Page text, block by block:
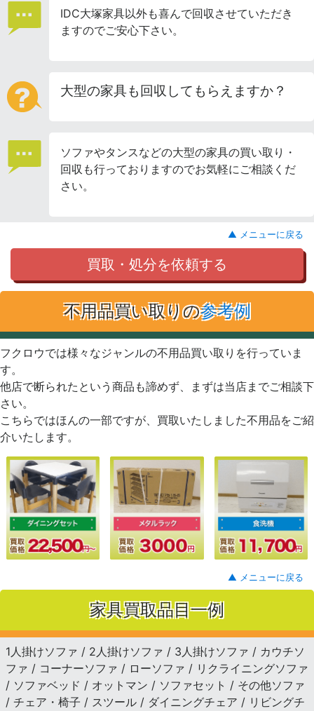
IDC大塚家具以外も喜んで回収させていただき
ますのでご安心下さい。
大型の家具も回収してもらえますか？
ソファやタンスなどの大型の家具の買い取り・
回収も行っておりますのでお気軽にご相談くだ
さい。
▲ メニューに戻る
買取・処分を依頼する
不用品買い取りの参考例
フクロウでは様々なジャンルの不用品買い取りを行っていま
す。
他店で断られたという商品も諦めず、まずは当店までご相談下
さい。
こちらではほんの一部ですが、買取いたしました不用品をご紹
介いたします。
▲ メニューに戻る
家具買取品目一例
1人掛けソファ / 2人掛けソファ / 3人掛けソファ / カウチソ
ファ / コーナーソファ / ローソファ / リクライニングソファ
/ ソファベッド / オットマン / ソファセット / その他ソファ
/ チェア・椅子 / スツール / ダイニングチェア / リビングチ